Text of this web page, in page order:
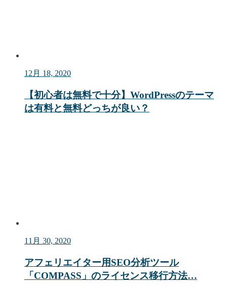
12月 18, 2020
【初心者は無料で十分】WordPressのテーマ
は有料と無料どっちが良い？
11月 30, 2020
アフェリエイター用SEO分析ツール
「COMPASS」のライセンス移行方法…